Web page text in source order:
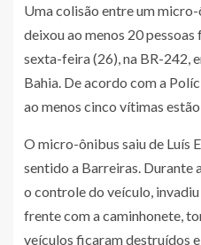
Uma colisão entre um
deixou ao menos 20 pessoas
sexta-feira (26), na BR-242,
Bahia. De acordo com a
ao menos cinco vítimas
O micro-ônibus saiu de Luís
sentido a Barreiras. Durante
o controle do veículo,
frente com a caminhonete,
veículos ficaram destruídos